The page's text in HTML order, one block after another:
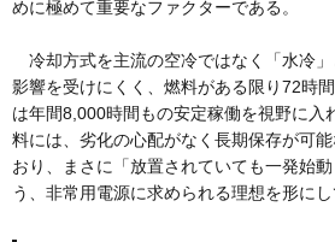
めに極めて重要なファクターである。
冷却方式を主流の空冷ではなく「水冷
影響を受けにくく、燃料がある限り72時
は年間8,000時間もの安定稼働を視野に入
料には、劣化の心配がなく長期保存が可
おり、まさに「放置されていても一発始
う、非常用電源に求められる理想を形にし